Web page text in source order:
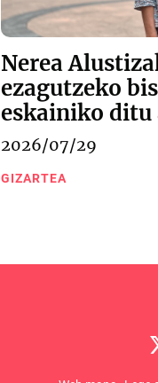
Nerea
ezagutzeko
eskainiko ditu
2026/07/29
GIZARTEA